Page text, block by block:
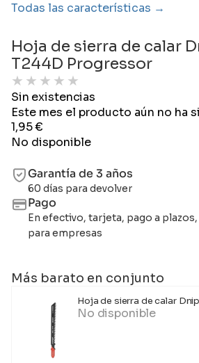
Todas las características
Hoja de sierra de calar
T244D Progressor
★ ★ ★ ★ ★
Sin existencias
Este mes el producto aún no ha
1,95€
No disponible
Garantía de 3 años
60 días para devolver
Pago
En efectivo, tarjeta, pago a
para empresas
Más barato en conjunto
Hoja de sierra de calar
No disponible